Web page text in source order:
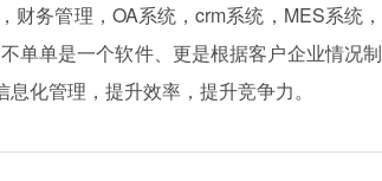
务管理，OA系统，crm系统，MES系统，
单单是一个软件、更是根据客户企业情况制
化管理，提升效率，提升竞争力。